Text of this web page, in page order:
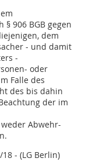
906 BGB gegen
dem
- und damit
-
oder
Falle des
des bis dahin
der im
Abwehr-
- (LG Berlin)